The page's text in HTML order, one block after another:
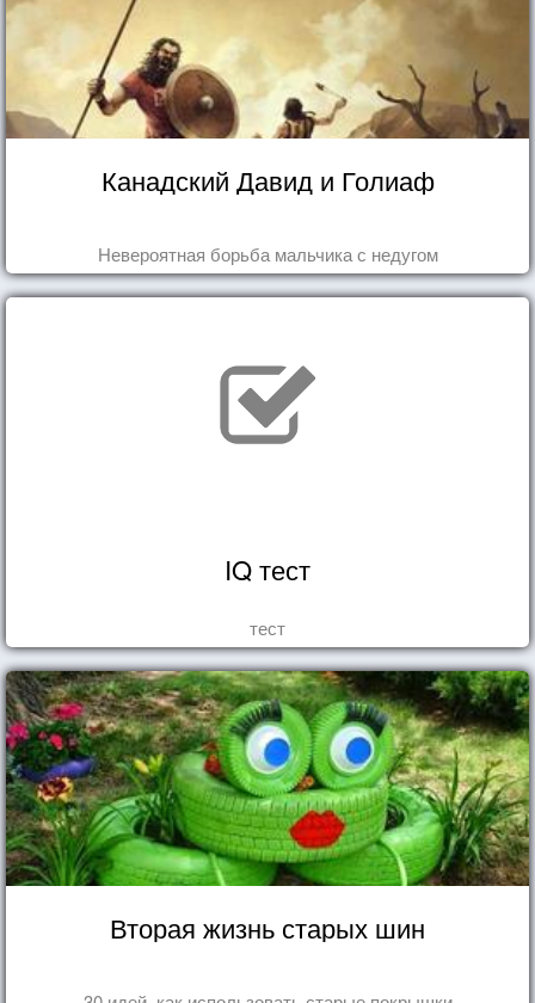
Канадский Давид и Голиаф
Невероятная борьба мальчика с недугом
IQ тест
тест
Вторая жизнь старых шин